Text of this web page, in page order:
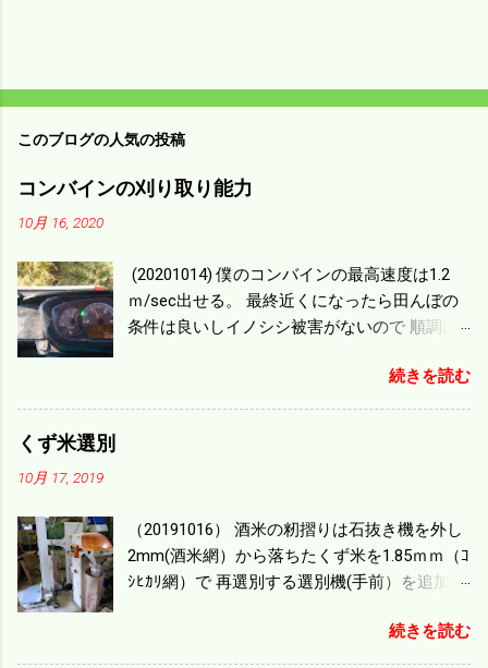
このブログの人気の投稿
コンバインの刈り取り能力
10月 16, 2020
(20201014) 僕のコンバインの最高速度は1.2
ｍ/sec出せる。 最終近くになったら田んぼの
条件は良いしイノシシ被害がないので 順調に
ｍ/min、4.32ｋｍ/hrになり 幅は約2ｍだから
0.864/haの作業能力がある。 実際は回転した
機の容量、籾摺りの能力などのバランスの問
題で 今の機種で満足している。 というより買
った時はまだ耕作面積が少なく手が出せ 無か
のがある。キャビン付きだから一度は乗って
続きを読む
くず米選別
10月 17, 2019
（20191016） 酒米の籾摺りは石抜き機を外し
2mm(酒米網）から落ちたくず米を1.85ｍｍ（ｺ
ｼﾋｶﾘ網）で 再選別する選別機(手前）を追加す
ず米より2倍近い値段になる。 後で選別するの
には手間がかかるので 一度に選別するやり方
続きを読む